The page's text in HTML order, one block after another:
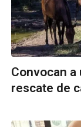
Convocan
rescate de